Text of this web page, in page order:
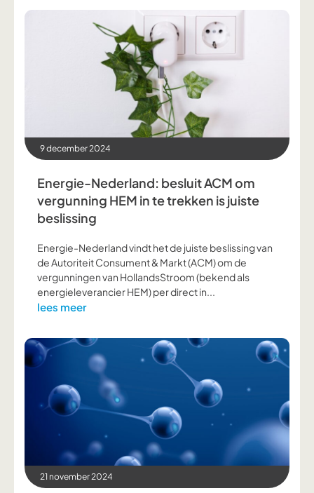
9 december 2024
Energie-Nederland: besluit ACM om
vergunning HEM in te trekken is juiste
beslissing
Energie-Nederland vindt het de juiste beslissing van
de Autoriteit Consument & Markt (ACM) om de
vergunningen van HollandsStroom (bekend als
energieleverancier HEM) per direct in...
lees meer
21 november 2024